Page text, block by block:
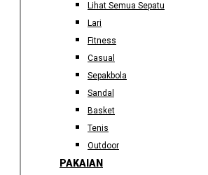
Lihat Semua Sepatu
Lari
Fitness
Casual
Sepakbola
Sandal
Basket
Tenis
Outdoor
PAKAIAN